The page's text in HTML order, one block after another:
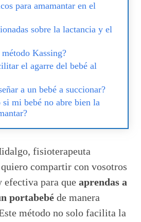
para amamantar en el
sobre la lactancia y el
método Kassing?
el agarre del bebé al
a un bebé a succionar?
si mi bebé no abre bien la
fisioterapeuta
compartir con vosotros
efectiva para que aprendas a
portabebé de manera
método no solo facilita la